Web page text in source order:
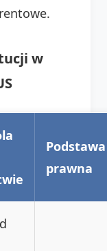
w
Podstawa
prawna